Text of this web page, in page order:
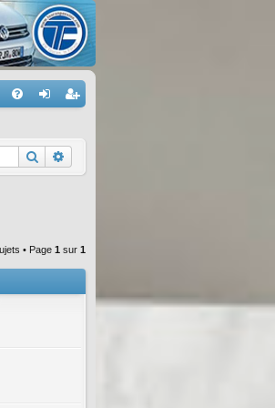
Q ne
xi
nr
eg
r
Rechercher
• Page 1 sur 1